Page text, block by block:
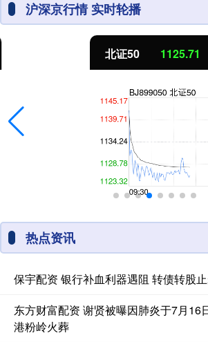
沪深京行情 实时轮播
1125.71 -8.53
热点资讯
保宇配资 银行补血利器遇阻 转债转股
东方财富配资 谢贤被曝因肺炎于7月16
港粉岭火葬